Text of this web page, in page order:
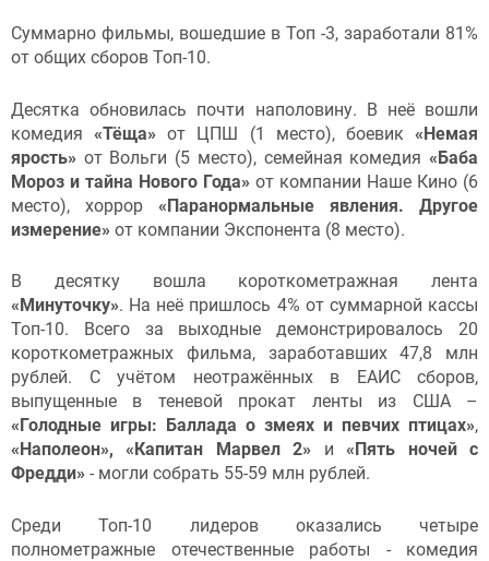
Суммарно фильмы, вошедшие в Топ -3, заработали 81%
от общих сборов Топ-10.
Десятка обновилась почти наполовину. В неё вошли
комедия«Тёща» от ЦПШ (1 место), боевик«Немая
ярость» от Вольги (5 место), семейная комедия «Баба
Мороз и тайна Нового Года» от компании Наше Кино (6
место), хоррор «Паранормальные явления. Другое
измерение» от компании Экспонента (8 место).
В десятку вошла короткометражная лента
«Минуточку». На неё пришлось 4% от суммарной кассы
Топ-10. Всего за выходные демонстрировалось 20
короткометражных фильма, заработавших 47,8 млн
рублей. С учётом неотражённых в ЕАИС сборов,
выпущенные в теневой прокат ленты из США –
«Голодные игры: Баллада о змеях и певчих птицах»,
«Наполеон», «Капитан Марвел 2» и«Пять ночей с
Фредди» - могли собрать 55-59 млн рублей.
Среди Топ-10 лидеров оказались четыре
полнометражные отечественные работы - комедия